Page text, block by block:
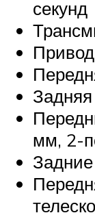
секунд
мм, 2-